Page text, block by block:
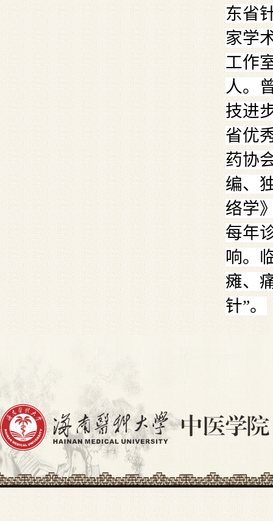
东省
家学
工作
人。
技进
省优
药协
编、
络学
每年
响。
瘫、
针”。